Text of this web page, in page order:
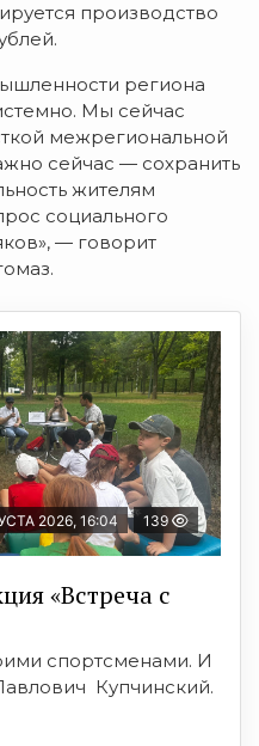
производство
региона
Мы сейчас
межрегиональной
сейчас — сохранить
жителям
социального
— говорит
2026, 16:04 139
«Встреча с
спортсменами. И
Купчинский.